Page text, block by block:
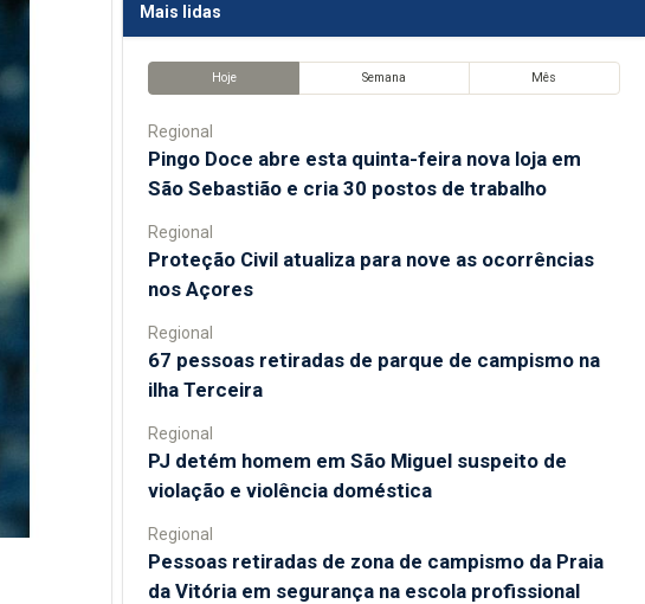
Mais lidas
Hoje Semana Mês
Regional
Pingo Doce abre esta quinta-feira nova loja em
São Sebastião e cria 30 postos de trabalho
Regional
Proteção Civil atualiza para nove as ocorrências
nos Açores
Regional
67 pessoas retiradas de parque de campismo na
ilha Terceira
Regional
PJ detém homem em São Miguel suspeito de
violação e violência doméstica
Regional
Pessoas retiradas de zona de campismo da Praia
da Vitória em segurança na escola profissional